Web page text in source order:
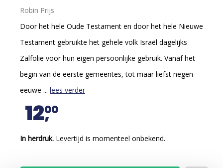
Robin Prijs
Door het hele Oude Testament en door het hele Nieuwe
Testament gebruikte het gehele volk Israël dagelijks
Zalfolie voor hun eigen persoonlijke gebruik. Vanaf het
begin van de eerste gemeentes, tot maar liefst negen
eeuwe ... lees verder
1200
In herdruk. Levertijd is momenteel onbekend.